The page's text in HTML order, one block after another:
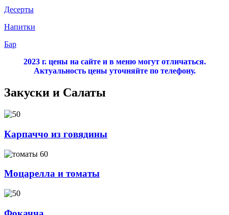
Десерты
Напитки
Бар
2023 г. цены на сайте и в меню могут отличаться.
Актуальность цены уточняйте по телефону.
Закуски и Салаты
Карпаччо из говядины
Моцарелла и томаты